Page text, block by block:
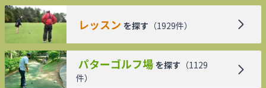
レッスン を探す （1929件）
パターゴルフ場 を探す （1129
件）